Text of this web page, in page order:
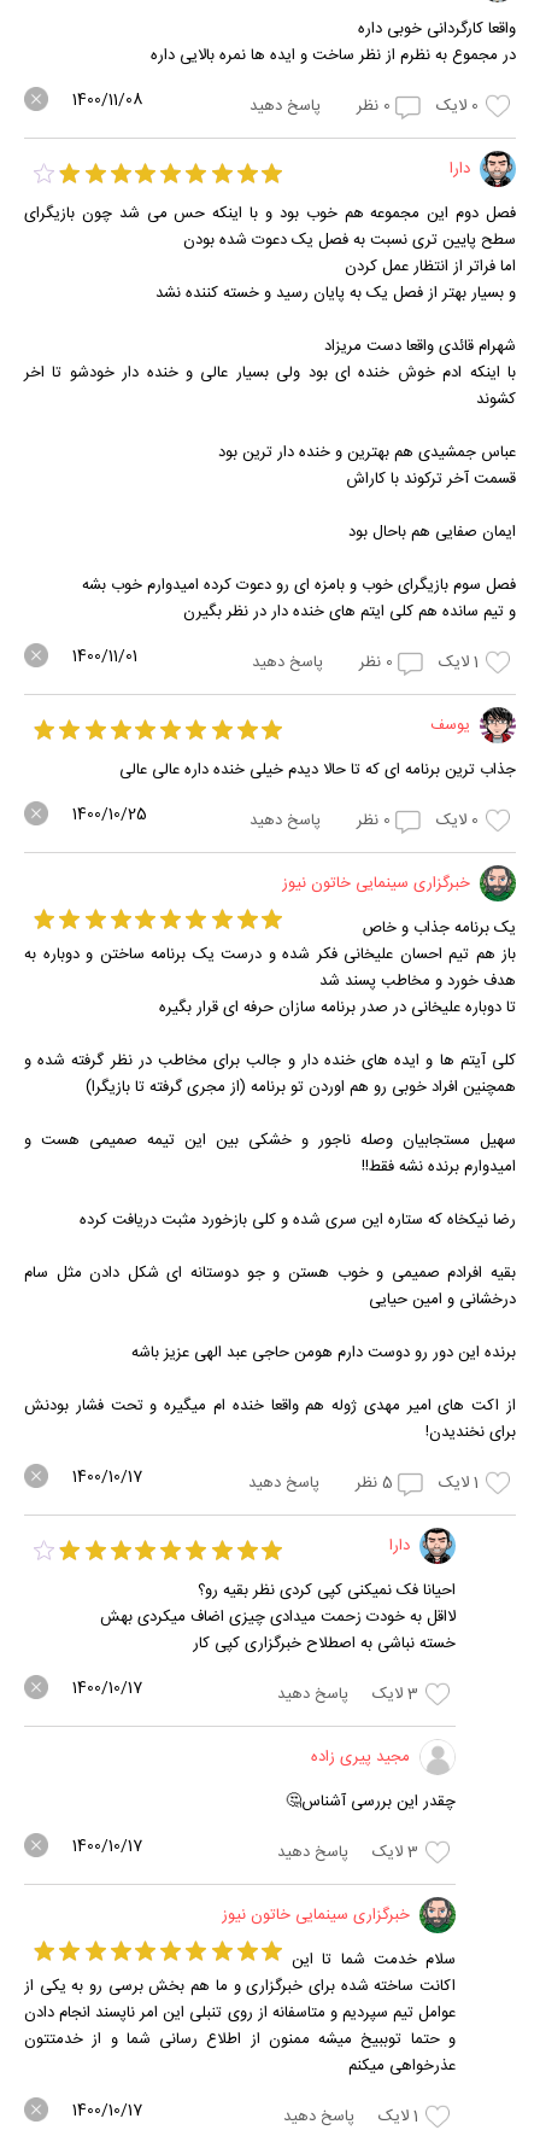
واقعا کارگردانی خوبی داره
در مجموع به نظرم از نظر ساخت و ایده ها نمره بالایی داره
0 لایک 0 نظر پاسخ دهید 1400/11/08
دارا
فصل دوم این مجموعه هم خوب بود و با اینکه حس می شد چون بازیگرای
سطح پایین تری نسبت به فصل یک دعوت شده بودن
اما فراتر از انتظار عمل کردن
و بسیار بهتر از فصل یک به پایان رسید و خسته کننده نشد
شهرام قائدی واقعا دست مریزاد
با اینکه ادم خوش خنده ای بود ولی بسیار عالی و خنده دار خودشو تا اخر
کشوند
عباس جمشیدی هم بهترین و خنده دار ترین بود
قسمت آخر ترکوند با کاراش
ایمان صفایی هم باحال بود
فصل سوم بازیگرای خوب و بامزه ای رو دعوت کرده امیدوارم خوب بشه
و تیم سانده هم کلی ایتم های خنده دار در نظر بگیرن
1لایک 0 نظر پاسخ دهید 1400/11/01
یوسف
جذاب ترین برنامه ای که تا حالا دیدم خیلی خنده داره عالی عالی
0 لایک 0 نظر پاسخ دهید 1400/10/25
خبرگزاری سینمایی خاتون نیوز
یک برنامه جذاب و خاص
باز هم تیم احسان علیخانی فکر شده و درست یک برنامه ساختن و دوباره به
هدف خورد و مخاطب پسند شد
تا دوباره علیخانی در صدر برنامه سازان حرفه ای قرار بگیره
کلی آیتم ها و ایده های خنده دار و جالب برای مخاطب در نظر گرفته شده و
همچنین افراد خوبی رو هم اوردن تو برنامه (از مجری گرفته تا بازیگرا)
سهیل مستجابیان وصله ناجور و خشکی بین این تیمه صمیمی هست و
امیدوارم برنده نشه فقط!!
رضا نیکخاه که ستاره این سری شده و کلی بازخورد مثبت دریافت کرده
بقیه افرادم صمیمی و خوب هستن و جو دوستانه ای شکل دادن مثل سام
درخشانی و امین حیایی
برنده این دور رو دوست دارم هومن حاجی عبد الهی عزیز باشه
از اکت های امیر مهدی ژوله هم واقعا خنده ام میگیره و تحت فشار بودنش
برای نخندیدن!
1لایک 5نظر پاسخ دهید 1400/10/17
دارا
احیانا فک نمیکنی کپی کردی نظر بقیه رو؟
لااقل به خودت زحمت میدادی چیزی اضاف میکردی بهش
خسته نباشی به اصطلاح خبرگزاری کپی کار
3لایک پاسخ دهید 1400/10/17
مجید پیری زاده
چقدر این بررسی آشناس🤔
3لایک پاسخ دهید 1400/10/17
خبرگزاری سینمایی خاتون نیوز
سلام خدمت شما تا این
اکانت ساخته شده برای خبرگزاری و ما هم بخش برسی رو به یکی از
عوامل تیم سپردیم و متاسفانه از روی تنبلی این امر ناپسند انجام دادن
و حتما توببیخ میشه ممنون از اطلاع رسانی شما و از خدمتتون
عذرخواهی میکنم
1لایک پاسخ دهید 1400/10/17